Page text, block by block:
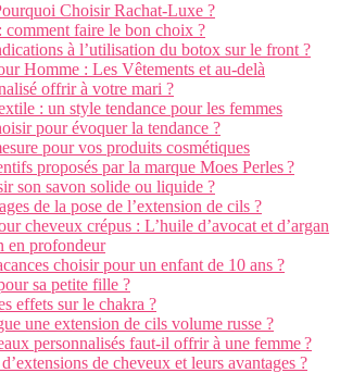
Choisir Rachat-Luxe ?
comment faire le bon choix ?
à l’utilisation du botox sur le front ?
Homme : Les Vêtements et au-delà
offrir à votre mari ?
: un style tendance pour les femmes
pour évoquer la tendance ?
pour vos produits cosmétiques
proposés par la marque Moes Perles ?
son savon solide ou liquide ?
de la pose de l’extension de cils ?
cheveux crépus : L’huile d’avocat et d’argan
en profondeur
choisir pour un enfant de 10 ans ?
sa petite fille ?
effets sur le chakra ?
une extension de cils volume russe ?
personnalisés faut-il offrir à une femme ?
de cheveux et leurs avantages ?